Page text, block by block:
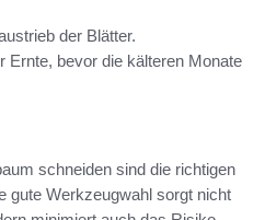
der Blätter.
Ernte, bevor die kälteren Monate
schneiden sind die richtigen
gute Werkzeugwahl sorgt nicht